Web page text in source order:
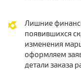
Лишние
появившихся
изменения
оформляем
детали заказа